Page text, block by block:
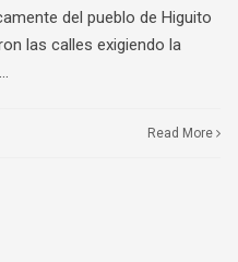
del pueblo de Higuito
las calles exigiendo la
...
Read More